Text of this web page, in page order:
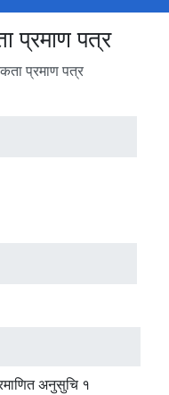
प्रमाण पत्र
प्रमाण पत्र
अनुसुचि १